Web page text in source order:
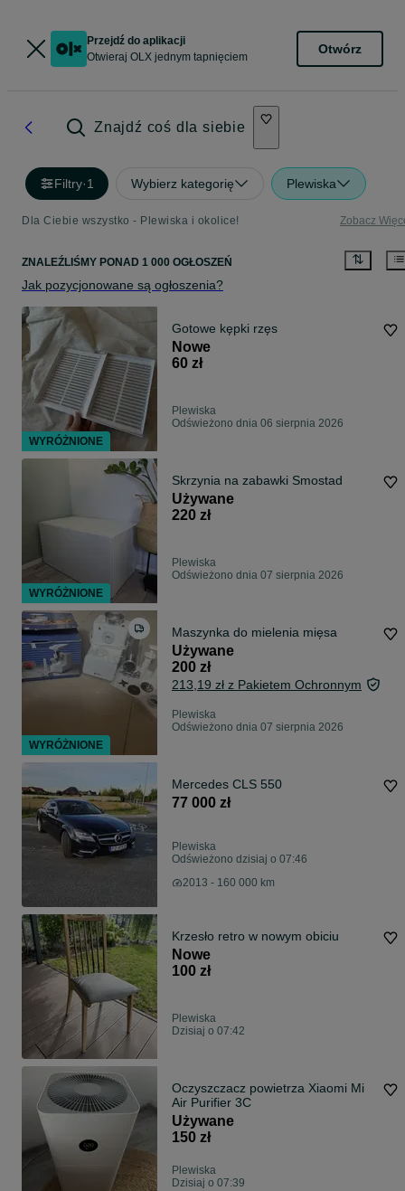
Przejdź do aplikacji
Otwieraj OLX jednym tapnięciem
Otwórz
Znajdź coś dla siebie
Filtry·1 Wybierz kategorię Plewiska
Dla Ciebie wszystko - Plewiska i okolice! Zobacz
ZNALEŹLIŚMY PONAD 1 000 OGŁOSZEŃ
Jak pozycjonowane są ogłoszenia?
Gotowe kępki rzęs
Nowe
60 zł
Plewiska
Odświeżono dnia 06 sierpnia 2026
Skrzynia na zabawki Smostad
Używane
220 zł
Plewiska
Odświeżono dnia 07 sierpnia 2026
Maszynka do mielenia mięsa
Używane
200 zł
213,19 zł z Pakietem Ochronnym
Plewiska
Odświeżono dnia 07 sierpnia 2026
Mercedes CLS 550
77 000 zł
Plewiska
Odświeżono dzisiaj o 07:46
2013 - 160 000 km
Krzesło retro w nowym obiciu
Nowe
100 zł
Plewiska
Dzisiaj o 07:42
Oczyszczacz powietrza Xiaomi Mi
Air Purifier 3C
Używane
150 zł
Plewiska
Dzisiaj o 07:39
WYRÓŻNIONE
WYRÓŻNIONE
WYRÓŻNIONE